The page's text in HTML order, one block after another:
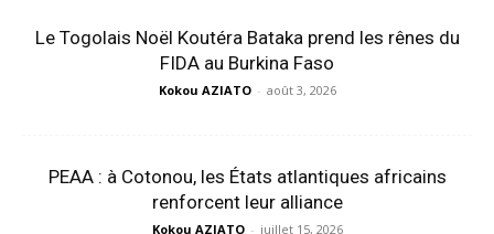
Le Togolais Noël Koutéra Bataka prend les rênes du
FIDA au Burkina Faso
Kokou AZIATO - août 3, 2026
PEAA : à Cotonou, les États atlantiques africains
renforcent leur alliance
Kokou AZIATO - juillet 15, 2026